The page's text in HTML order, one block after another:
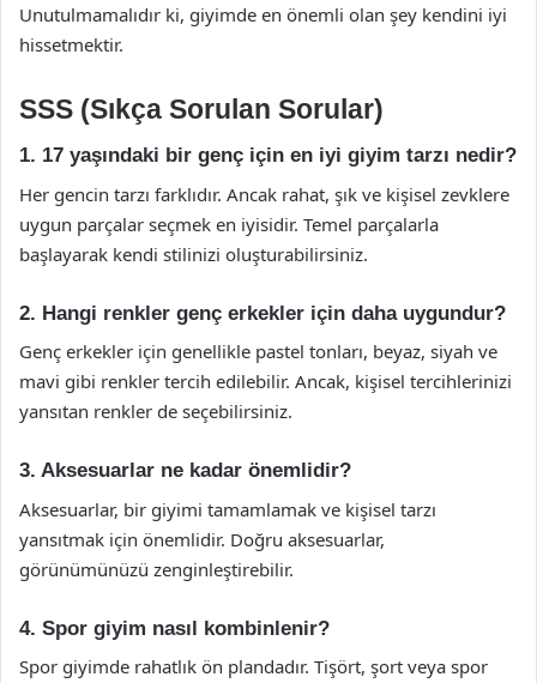
Unutulmamalıdır ki, giyimde en önemli olan şey kendini iyi
hissetmektir.
SSS (Sıkça Sorulan Sorular)
1. 17 yaşındaki bir genç için en iyi giyim tarzı nedir?
Her gencin tarzı farklıdır. Ancak rahat, şık ve kişisel zevklere
uygun parçalar seçmek en iyisidir. Temel parçalarla
başlayarak kendi stilinizi oluşturabilirsiniz.
2. Hangi renkler genç erkekler için daha uygundur?
Genç erkekler için genellikle pastel tonları, beyaz, siyah ve
mavi gibi renkler tercih edilebilir. Ancak, kişisel tercihlerinizi
yansıtan renkler de seçebilirsiniz.
3. Aksesuarlar ne kadar önemlidir?
Aksesuarlar, bir giyimi tamamlamak ve kişisel tarzı
yansıtmak için önemlidir. Doğru aksesuarlar,
görünümünüzü zenginleştirebilir.
4. Spor giyim nasıl kombinlenir?
Spor giyimde rahatlık ön plandadır. Tişört, şort veya spor